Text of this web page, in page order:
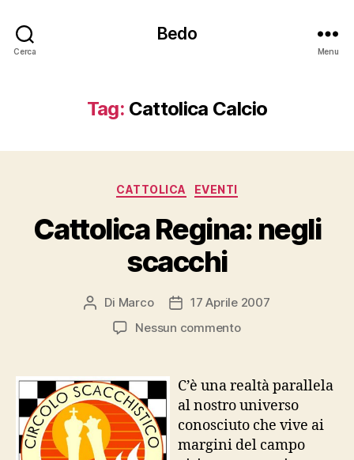
Cerca
Bedo
Menu
Tag: Cattolica Calcio
Categorie
CATTOLICA EVENTI
Cattolica Regina: negli
scacchi
Autore
articolo
Di Marco
Data17 Aprile 2007
Nessun commentosu
negli
scacchi
C’è una realtà parallela
al nostro universo
conosciuto che vive ai
margini del campo